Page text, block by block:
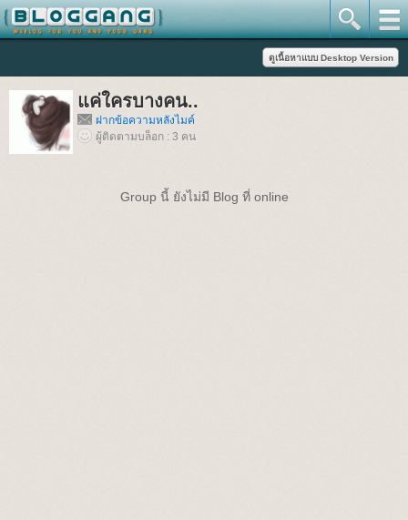
แค่ใครบางคน..
ฝากข้อความหลังไมค์
ผู้ติดตามบล็อก : 3 คน
Group นี้ ยังไม่มี Blog ที่ online